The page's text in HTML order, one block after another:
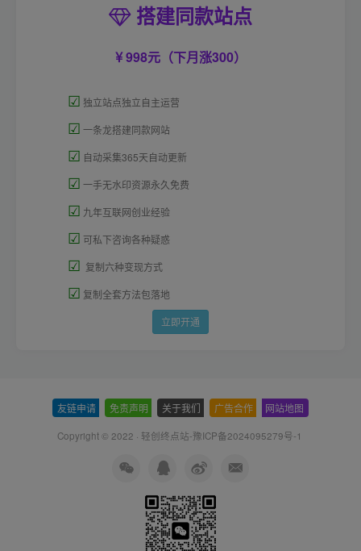
搭建同款站点
998元（下月涨300）
☑ 独立站点独立自主运营
☑ 一条龙搭建同款网站
☑ 自动采集365天自动更新
☑ 一手无水印资源永久免费
☑ 九年互联网创业经验
☑ 可私下咨询各种疑惑
☑ 复制六种变现方式
☑ 复制全套方法包落地
立即开通
友链申请 免责声明 关于我们 广告合作 网站地图
Copyright © 2022 · 轻创终点站-豫ICP备2024095279号-1